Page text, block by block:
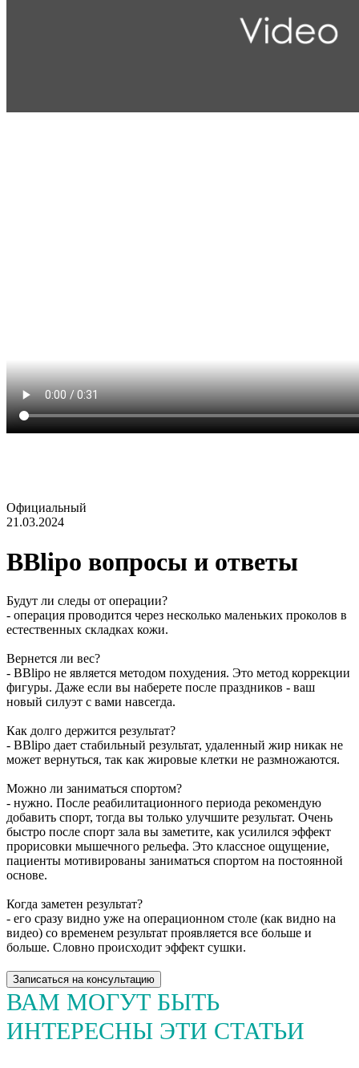
Официальный
21.03.2024
BBlipo вопросы и ответы
Будут ли следы от операции?
- операция проводится через несколько маленьких проколов в
естественных складках кожи.
Вернется ли вес?
- BBlipo не является методом похудения. Это метод коррекции
фигуры. Даже если вы наберете после праздников - ваш
новый силуэт с вами навсегда.
Как долго держится результат?
- BBlipo дает стабильный результат, удаленный жир никак не
может вернуться, так как жировые клетки не размножаются.
Можно ли заниматься спортом?
- нужно. После реабилитационного периода рекомендую
добавить спорт, тогда вы только улучшите результат. Очень
быстро после спорт зала вы заметите, как усилился эффект
прорисовки мышечного рельефа. Это классное ощущение,
пациенты мотивированы заниматься спортом на постоянной
основе.
Когда заметен результат?
- его сразу видно уже на операционном столе (как видно на
видео) со временем результат проявляется все больше и
больше. Словно происходит эффект сушки.
Записаться на консультацию
ВАМ МОГУТ БЫТЬ
ИНТЕРЕСНЫ ЭТИ СТАТЬИ